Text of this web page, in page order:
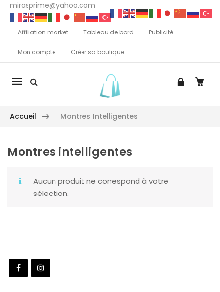
mirasprime@yahoo.com
Affiliation market Tableau de bord Publicité
Mon compte Créer sa boutique
La
Mobile
Accueil Montres Intelligentes
Aller au contenu
Montres intelligentes
Aucun produit ne correspond à votre
sélection.